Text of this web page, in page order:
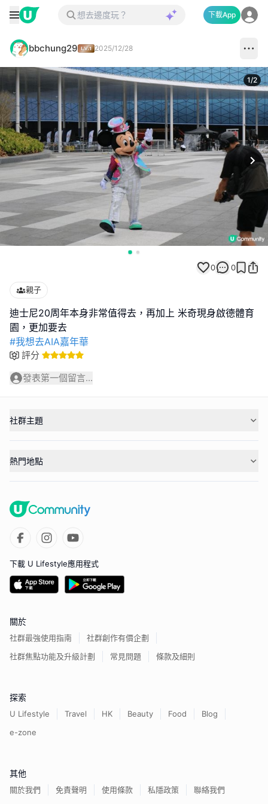
下載App
bbchung29 2025/12/28
1/2
0 0
親子
迪士尼20周年本身非常值得去，再加上 米奇現身啟德體育
#我想去AIA嘉年華
評分
發表第一個留言...
社群主題
熱門地點
下載 U Lifestyle應用程式
關於
社群最強使用指南
社群創作有價企劃
社群焦點功能及升級計劃
常見問題 條款及細則
探索
U Lifestyle Travel HK Beauty Food
Blog
e-zone
其他
關於我們 免責聲明 使用條款 私隱政策 聯絡我們